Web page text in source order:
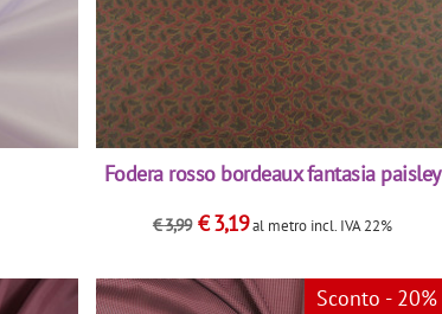
Fodera rosso bordeaux fantasia paisley
€3,99 €3,19al metro incl. IVA 22%
Sconto - 20%